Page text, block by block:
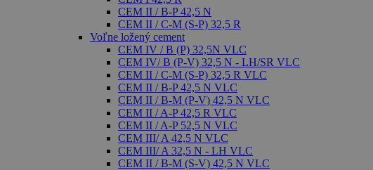
CEM II / B-P 42,5 N
CEM II / C-M (S-P) 32,5 R
Voľne ložený cement
CEM IV / B (P) 32,5N VLC
CEM IV/ B (P-V) 32,5 N - LH/SR VLC
CEM II / C-M (S-P) 32,5 R VLC
CEM II / B-P 42,5 N VLC
CEM II / B-M (P-V) 42,5 N VLC
CEM II / A-P 42,5 R VLC
CEM II / A-P 52,5 N VLC
CEM III/ A 42,5 N VLC
CEM III/ A 32,5 N - LH VLC
CEM II / B-M (S-V) 42,5 N VLC